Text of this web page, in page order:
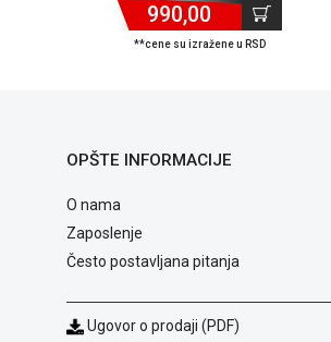
990,00
**cene su izražene u RSD
OPŠTE INFORMACIJE
O nama
Zaposlenje
Često postavljana pitanja
Ugovor o prodaji (PDF)